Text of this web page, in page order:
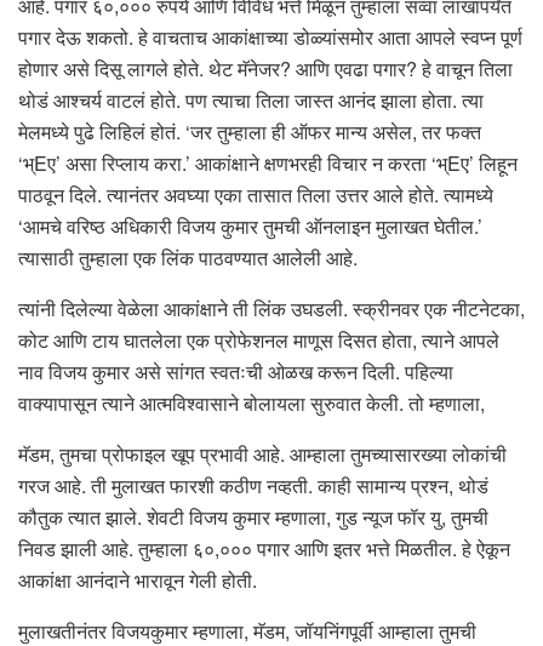
पगार देऊ शकतो. हे वाचताच आकांक्षाच्या डोळ्यांसमोर आता आपले स्वप्न पूर्ण
होणार असे दिसू लागले होते. थेट मॅनेजर? आणि एवढा पगार? हे वाचून तिला
थोडं आश्चर्य वाटलं होते. पण त्याचा तिला जास्त आनंद झाला होता. त्या
मेलमध्ये पुढे लिहिलं होतं. ‘जर तुम्हाला ही ऑफर मान्य असेल, तर फक्त
‘भ्Eए’ असा रिप्लाय करा.’ आकांक्षाने क्षणभरही विचार न करता ‘भ्Eए’ लिहून
पाठवून दिले. त्यानंतर अवघ्या एका तासात तिला उत्तर आले होते. त्यामध्ये
‘आमचे वरिष्ठ अधिकारी विजय कुमार तुमची ऑनलाइन मुलाखत घेतील.’
त्यासाठी तुम्हाला एक लिंक पाठवण्यात आलेली आहे.
त्यांनी दिलेल्या वेळेला आकांक्षाने ती लिंक उघडली. स्क्रीनवर एक नीटनेटका,
कोट आणि टाय घातलेला एक प्रोफेशनल माणूस दिसत होता, त्याने आपले
नाव विजय कुमार असे सांगत स्वतःची ओळख करून दिली. पहिल्या
वाक्यापासून त्याने आत्मविश्वासाने बोलायला सुरुवात केली. तो म्हणाला,
मॅडम, तुमचा प्रोफाइल खूप प्रभावी आहे. आम्हाला तुमच्यासारख्या लोकांची
गरज आहे. ती मुलाखत फारशी कठीण नव्हती. काही सामान्य प्रश्न, थोडं
कौतुक त्यात झाले. शेवटी विजय कुमार म्हणाला, गुड न्यूज फॉर यु, तुमची
निवड झाली आहे. तुम्हाला ६०,००० पगार आणि इतर भत्ते मिळतील. हे ऐकून
आकांक्षा आनंदाने भारावून गेली होती.
मुलाखतीनंतर विजयकुमार म्हणाला, मॅडम, जॉयनिंगपूर्वी आम्हाला तुमची